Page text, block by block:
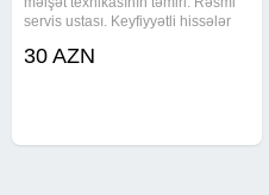
servis ustası. Keyfiyyətli hissələr
yığılan təcrübə ilə, peşəkar təmir
30 AZN